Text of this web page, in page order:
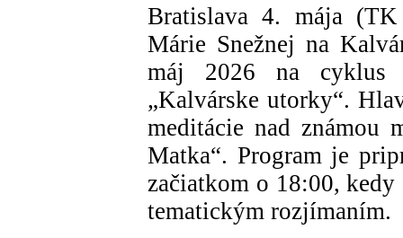
Bratislava 4. mája
Márie Snežnej na
máj 2026 na cyklus
„Kalvárske utorky“.
meditácie nad známou
Matka“. Program je
začiatkom o 18:00, kedy
tematickým rozjímaním.